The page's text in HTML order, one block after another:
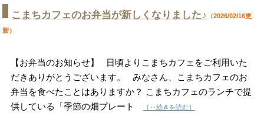
こまちカフェのお弁当が新しくなりました♪ （2026/02/16更
新）
【お弁当のお知らせ】 日頃よりこまちカフェをご利用いた
だきありがとうございます。 みなさん、こまちカフェのお
弁当を食べたことはありますか？ こまちカフェのランチで提
供している「季節の畑プレート
［‥続きを読む］